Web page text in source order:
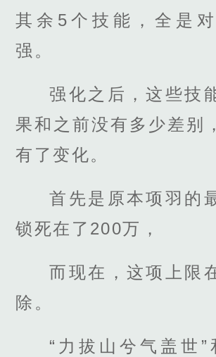
其余5个技能，全是
强。
强化之后，这些技
果和之前没有多少差别
有了变化。
首先是原本项羽的
锁死在了200万，
而现在，这项上限
除。
“力拔山兮气盖世”